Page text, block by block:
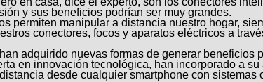
y sus beneficios podrían ser muy grandes.
permiten manipular a distancia nuestro hogar,
conectores, focos y aparatos eléctricos a
adquirido nuevas formas de generar beneficios
en innovación tecnológica, han incorporado a
desde cualquier smartphone con sistemas